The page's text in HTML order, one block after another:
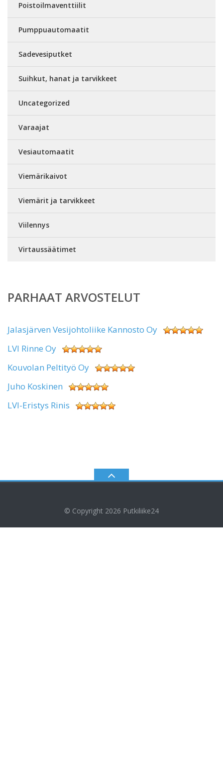
Poistoilmaventtiilit
Pumppuautomaatit
Sadevesiputket
Suihkut, hanat ja tarvikkeet
Uncategorized
Varaajat
Vesiautomaatit
Viemärikaivot
Viemärit ja tarvikkeet
Viilennys
Virtaussäätimet
PARHAAT ARVOSTELUT
Jalasjärven Vesijohtoliike Kannosto Oy
LVI Rinne Oy
Kouvolan Peltityö Oy
Juho Koskinen
LVI-Eristys Rinis
© Copyright 2026 Putkiliike24